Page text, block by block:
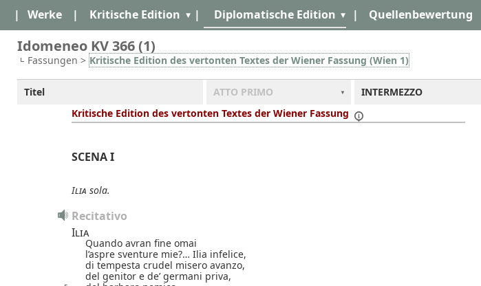
| Werke | Kritische Edition | Diplomatische Edition | Quellenbewertung
Idomeneo KV 366 (1)
Fassungen > Kritische Edition des vertonten Textes der Wiener Fassung (Wien 1)
Titel ATTO PRIMO INTERMEZZO
Kritische Edition des vertonten Textes der Wiener Fassung
SCENA I
Ilia sola.
Recitativo
Ilia
Quando avran fine omai
l’aspre sventure mie?… Ilia infelice,
di tempesta crudel misero avanzo,
del genitor e de’ germani priva,